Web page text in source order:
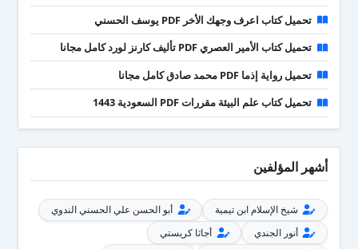
تحميل كتاب اعرف وجهك الأخر PDF يوسف الحسني
تحميل كتاب الأمير العصري PDF تأليف كارنز لورد كامل مجانا
تحميل رواية إذما PDF محمد صادق كامل مجانا
تحميل كتاب علم البيئة مقررات PDF السعودية 1443
أشهر المؤلفين
شيخ الإسلام ابن تيمية
أبو الحسن علي الحسني الندوي
أنور الجندي
أجاثا كريستي